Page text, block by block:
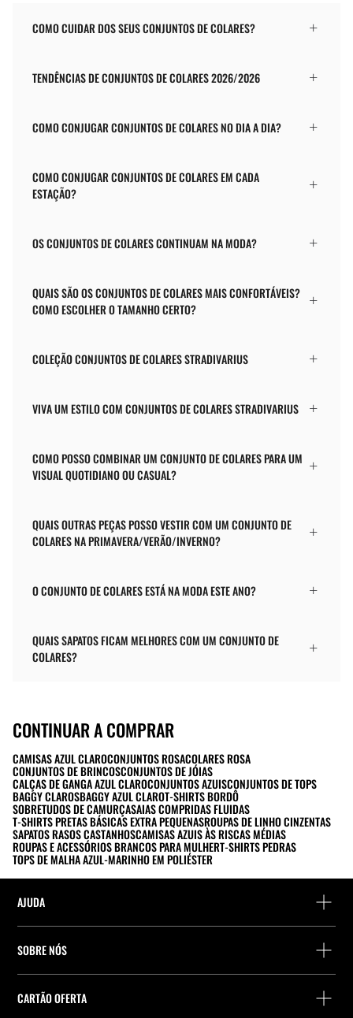
COMO CUIDAR DOS SEUS CONJUNTOS DE COLARES?
TENDÊNCIAS DE CONJUNTOS DE COLARES 2026/2026
COMO CONJUGAR CONJUNTOS DE COLARES NO DIA A DIA?
COMO CONJUGAR CONJUNTOS DE COLARES EM CADA
ESTAÇÃO?
OS CONJUNTOS DE COLARES CONTINUAM NA MODA?
QUAIS SÃO OS CONJUNTOS DE COLARES MAIS CONFORTÁVEIS?
COMO ESCOLHER O TAMANHO CERTO?
COLEÇÃO CONJUNTOS DE COLARES STRADIVARIUS
VIVA UM ESTILO COM CONJUNTOS DE COLARES STRADIVARIUS
COMO POSSO COMBINAR UM CONJUNTO DE COLARES PARA UM
VISUAL QUOTIDIANO OU CASUAL?
QUAIS OUTRAS PEÇAS POSSO VESTIR COM UM CONJUNTO DE
COLARES NA PRIMAVERA/VERÃO/INVERNO?
O CONJUNTO DE COLARES ESTÁ NA MODA ESTE ANO?
QUAIS SAPATOS FICAM MELHORES COM UM CONJUNTO DE
COLARES?
CONTINUAR A COMPRAR
CAMISAS AZUL CLAROCONJUNTOS ROSACOLARES ROSA
CONJUNTOS DE BRINCOSCONJUNTOS DE JÓIAS
CALÇAS DE GANGA AZUL CLAROCONJUNTOS AZUISCONJUNTOS DE TOPS
BAGGY CLAROSBAGGY AZUL CLAROT-SHIRTS BORDÔ
SOBRETUDOS DE CAMURÇASAIAS COMPRIDAS FLUIDAS
T-SHIRTS PRETAS BÁSICAS EXTRA PEQUENASROUPAS DE LINHO CINZENTAS
SAPATOS RASOS CASTANHOSCAMISAS AZUIS ÀS RISCAS MÉDIAS
ROUPAS E ACESSÓRIOS BRANCOS PARA MULHERT-SHIRTS PEDRAS
TOPS DE MALHA AZUL-MARINHO EM POLIÉSTER
AJUDA
Localiza a tua encomenda
Localizador de pontos de entrega
SOBRE NÓS
Empresa
CARTÃO OFERTA